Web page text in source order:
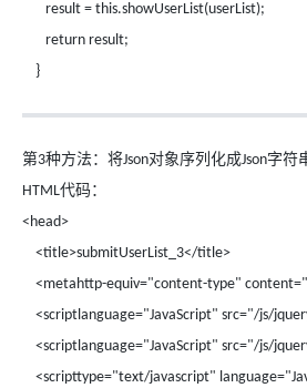
result = this.showUserList(userList);
return result;
}
第3种方法：将Json对象序列化成Json字符
HTML代码：
<head>
<title>submitUserList_3</title>
<metahttp-equiv="content-type"
<scriptlanguage="JavaScript" src="/js/
<scriptlanguage="JavaScript" src="/js/
<scripttype="text/javascript"